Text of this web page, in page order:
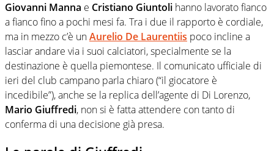
Giovanni Manna e Cristiano Giuntoli hanno lavorato fianco
a fianco fino a pochi mesi fa. Tra i due il rapporto è cordiale,
ma in mezzo c’è unAurelio De Laurentiis poco incline a
lasciar andare via i suoi calciatori, specialmente se la
destinazione è quella piemontese. Il comunicato ufficiale di
ieri del club campano parla chiaro (“il giocatore è
incedibile”), anche se la replica dell’agente di Di Lorenzo,
Mario Giuffredi, non si è fatta attendere con tanto di
conferma di una decisione già presa.